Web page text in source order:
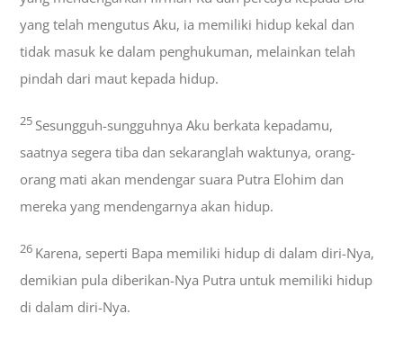
yang telah mengutus Aku, ia memiliki hidup kekal dan
tidak masuk ke dalam penghukuman, melainkan telah
pindah dari maut kepada hidup.
25 Sesungguh-sungguhnya Aku berkata kepadamu,
saatnya segera tiba dan sekaranglah waktunya, orang-
orang mati akan mendengar suara Putra Elohim dan
mereka yang mendengarnya akan hidup.
26 Karena, seperti Bapa memiliki hidup di dalam diri-Nya,
demikian pula diberikan-Nya Putra untuk memiliki hidup
di dalam diri-Nya.